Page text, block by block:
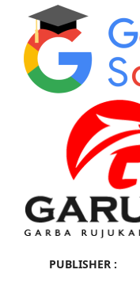
PUBLISHER :